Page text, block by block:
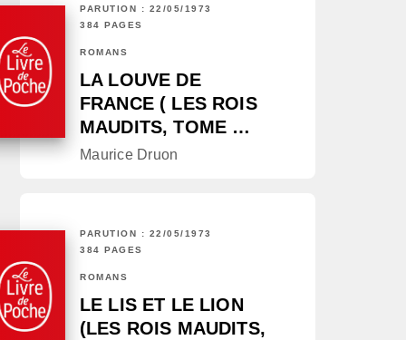
PARUTION : 22/05/1973
384 PAGES
ROMANS
LA LOUVE DE
FRANCE ( LES ROIS
MAUDITS, TOME …
Maurice Druon
PARUTION : 22/05/1973
384 PAGES
ROMANS
LE LIS ET LE LION
(LES ROIS MAUDITS,